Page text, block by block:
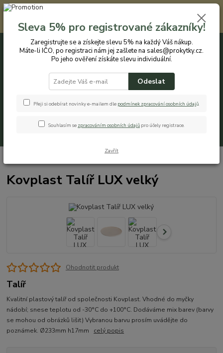
Registrovaným zákazníkům nabízíme slevu 5% na každý nákup. Máte-li
IČO, po registraci nám jej zašlete na sales@prokytky.cz. Po jeho ověření
získáte slevu individuální. Přejít na registraci →
CZK
+420 774 544 973 0ks
Kovplast Talíř LUX velký
Ohodnotit produkt
Talíř
Kvalitní plastový talíř od společnosti Kovplast. Vhodné do myčky
nádobí; snese teplotu od -30°C do +100°C. Dodáváme mix barev (barvy
se mohou od obrázků lišit) Vybranou barvu prosím uvádějte do
poznámek. Ø233mm h17mm celý popis
Sleva 5% pro registrované zákazníky!
Zaregistrujte se a získejte slevu 5% na každý Váš nákup.
Máte-li IČO, po registraci nám jej zašlete na sales@prokytky.cz.
Po jeho ověření získáte slevu individuální.
Odeslat
Přeji si odebírat novinky e-mailem dle podmínek zpracování osobních údajů.
Souhlasím se zpracováním osobních údajů pro účely registrace.
Zavřít